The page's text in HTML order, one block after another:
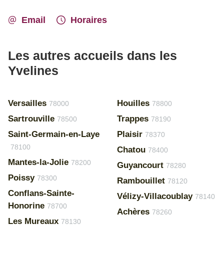
Email Horaires
Les autres accueils dans les
Yvelines
Versailles 78000
Sartrouville 78500
Saint-Germain-en-Laye
78100
Mantes-la-Jolie 78200
Poissy 78300
Conflans-Sainte-
Honorine 78700
Les Mureaux 78130
Houilles 78800
Trappes 78190
Plaisir 78370
Chatou 78400
Guyancourt 78280
Rambouillet 78120
Vélizy-Villacoublay 78140
Achères 78260